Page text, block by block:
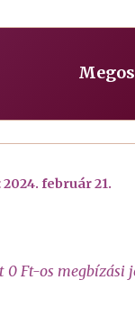
2024. február 21.
Ft-os megbízási